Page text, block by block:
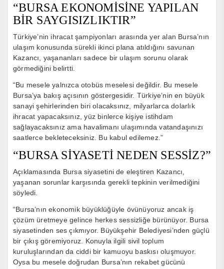
“BURSA EKONOMİSİNE YAPILAN
BİR SAYGISIZLIKTIR”
Türkiye’nin ihracat şampiyonları arasında yer alan Bursa’nın
ulaşım konusunda sürekli ikinci plana atıldığını savunan
Kazancı, yaşananları sadece bir ulaşım sorunu olarak
görmediğini belirtti.
“Bu mesele yalnızca otobüs meselesi değildir. Bu mesele
Bursa’ya bakış açısının göstergesidir. Türkiye’nin en büyük
sanayi şehirlerinden biri olacaksınız, milyarlarca dolarlık
ihracat yapacaksınız, yüz binlerce kişiye istihdam
sağlayacaksınız ama havalimanı ulaşımında vatandaşınızı
saatlerce bekleteceksiniz. Bu kabul edilemez.”
“BURSA SİYASETİ NEDEN SESSİZ?”
Açıklamasında Bursa siyasetini de eleştiren Kazancı,
yaşanan sorunlar karşısında gerekli tepkinin verilmediğini
söyledi.
“Bursa’nın ekonomik büyüklüğüyle övünüyoruz ancak iş
çözüm üretmeye gelince herkes sessizliğe bürünüyor. Bursa
siyasetinden ses çıkmıyor. Büyükşehir Belediyesi’nden güçlü
bir çıkış göremiyoruz. Konuyla ilgili sivil toplum
kuruluşlarından da ciddi bir kamuoyu baskısı oluşmuyor.
Oysa bu mesele doğrudan Bursa’nın rekabet gücünü